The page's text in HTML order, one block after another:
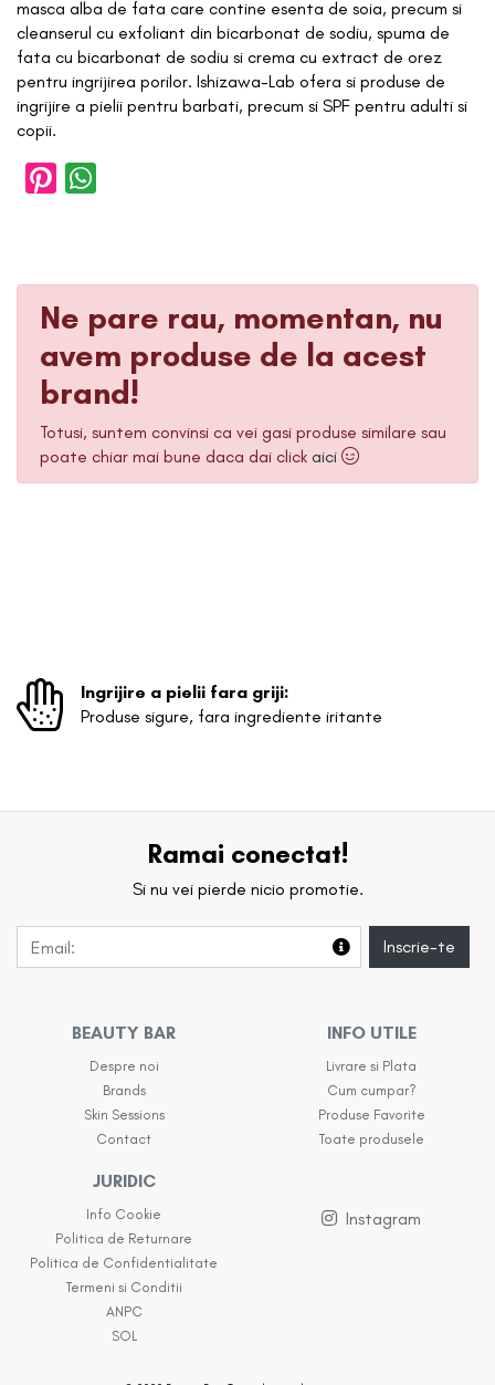
masca alba de fata care contine esenta de soia, precum si
cleanserul cu exfoliant din bicarbonat de sodiu, spuma de
fata cu bicarbonat de sodiu si crema cu extract de orez
pentru ingrijirea porilor. Ishizawa-Lab ofera si produse de
ingrijire a pielii pentru barbati, precum si SPF pentru adulti si
copii.
Ne pare rau, momentan, nu
avem produse de la acest
brand!
Totusi, suntem convinsi ca vei gasi produse similare sau
poate chiar mai bune daca dai click aici
Ingrijire a pielii fara griji:
Produse sigure, fara ingrediente iritante
Ramai conectat!
Si nu vei pierde nicio promotie.
Inscrie-te
BEAUTY BAR
Despre noi
Brands
Skin Sessions
Contact
INFO UTILE
Livrare si Plata
Cum cumpar?
Produse Favorite
Toate produsele
JURIDIC
Info Cookie
Politica de Returnare
Politica de Confidentialitate
Termeni si Conditii
ANPC
SOL
Instagram